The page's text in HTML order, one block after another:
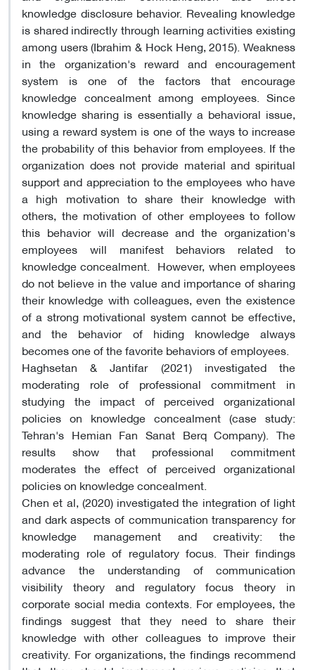
knowledge disclosure behavior. Revealing knowledge
is shared indirectly through learning activities existing
among users (Ibrahim & Hock Heng, 2015). Weakness
in the organization's reward and encouragement
system is one of the factors that encourage
knowledge concealment among employees. Since
knowledge sharing is essentially a behavioral issue,
using a reward system is one of the ways to increase
the probability of this behavior from employees. If the
organization does not provide material and spiritual
support and appreciation to the employees who have
a high motivation to share their knowledge with
others, the motivation of other employees to follow
this behavior will decrease and the organization's
employees will manifest behaviors related to
knowledge concealment. However, when employees
do not believe in the value and importance of sharing
their knowledge with colleagues, even the existence
of a strong motivational system cannot be effective,
and the behavior of hiding knowledge always
becomes one of the favorite behaviors of employees.
Haghsetan & Jantifar (2021) investigated the
moderating role of professional commitment in
studying the impact of perceived organizational
policies on knowledge concealment (case study:
Tehran's Hemian Fan Sanat Berq Company). The
results show that professional commitment
moderates the effect of perceived organizational
policies on knowledge concealment.
Chen et al, (2020) investigated the integration of light
and dark aspects of communication transparency for
knowledge management and creativity: the
moderating role of regulatory focus. Their findings
advance the understanding of communication
visibility theory and regulatory focus theory in
corporate social media contexts. For employees, the
findings suggest that they need to share their
knowledge with other colleagues to improve their
creativity. For organizations, the findings recommend